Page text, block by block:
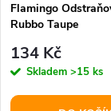
Flamingo
Rubbo Taupe
134 Kč
Skladem >15 ks